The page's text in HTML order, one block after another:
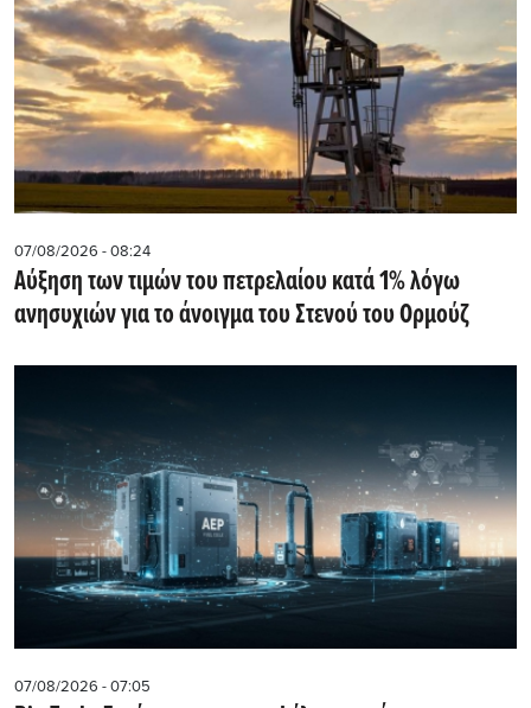
07/08/2026 - 08:24
Αύξηση των τιμών του πετρελαίου κατά 1% λόγω
ανησυχιών για το άνοιγμα του Στενού του Ορμούζ
07/08/2026 - 07:05